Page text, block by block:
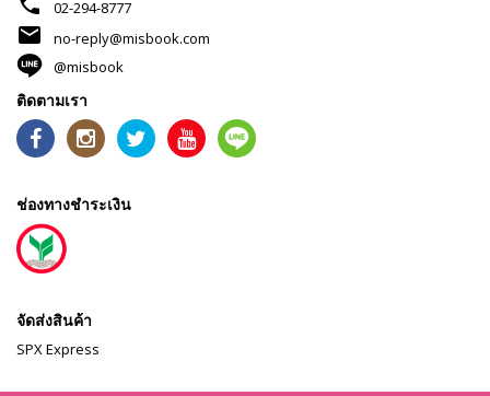
02-294-8777
mail
no-reply@misbook.com
@misbook
ติดตามเรา
ช่องทางชำระเงิน
จัดส่งสินค้า
SPX Express